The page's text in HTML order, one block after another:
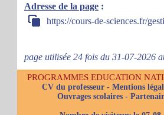
Adresse de la page :
https://cours-de-sciences.fr/
page utilisée 24 fois du 31-07-2026
PROGRAMMES EDUCATION
CV du professeur - Mentions
Ouvrages scolaires -